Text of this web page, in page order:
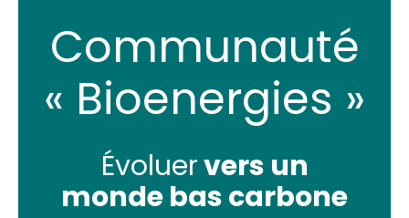
Communauté
« Bioenergies »
Évoluervers un
mondebas carbone